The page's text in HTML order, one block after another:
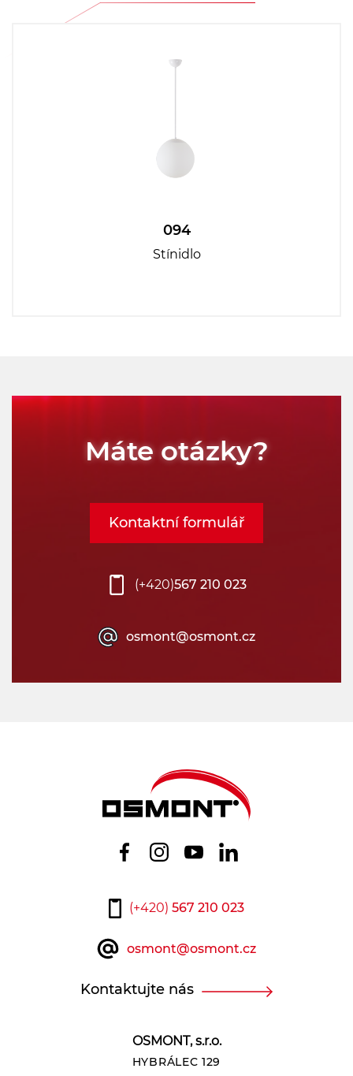
094
Stínidlo
Máte otázky?
(+420)567 210 023
osmont@osmont.cz
Kontaktní formulář
OSMONT, s.r.o.
HYBRÁLEC 129
(+420) 567 210 023
osmont@osmont.cz
Kontaktujte nás